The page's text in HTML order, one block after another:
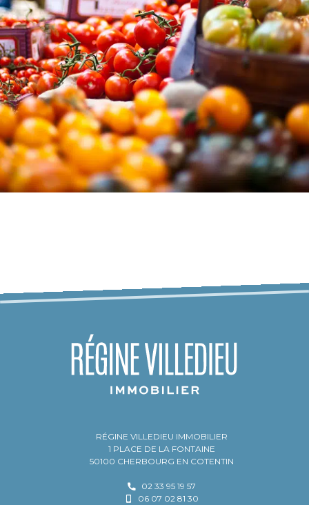
RÉGINE VILLEDIEU IMMOBILIER
1 PLACE DE LA FONTAINE
50100 CHERBOURG EN COTENTIN
02 33 95 19 57
06 07 02 81 30